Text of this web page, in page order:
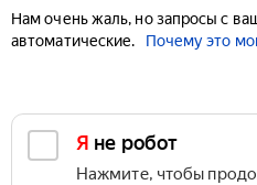
Нам очень жаль, но запросы с
автоматические.
Почему это
Я не робот
Нажмите, чтобы